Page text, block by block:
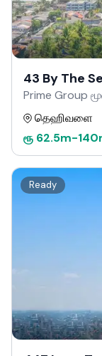
43 By The
Prime Group
தெஹிவளை
ரூ 62.5m-
Ready